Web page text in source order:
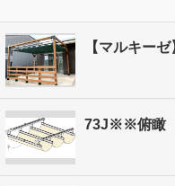
【マルキー
73J※※俯瞰